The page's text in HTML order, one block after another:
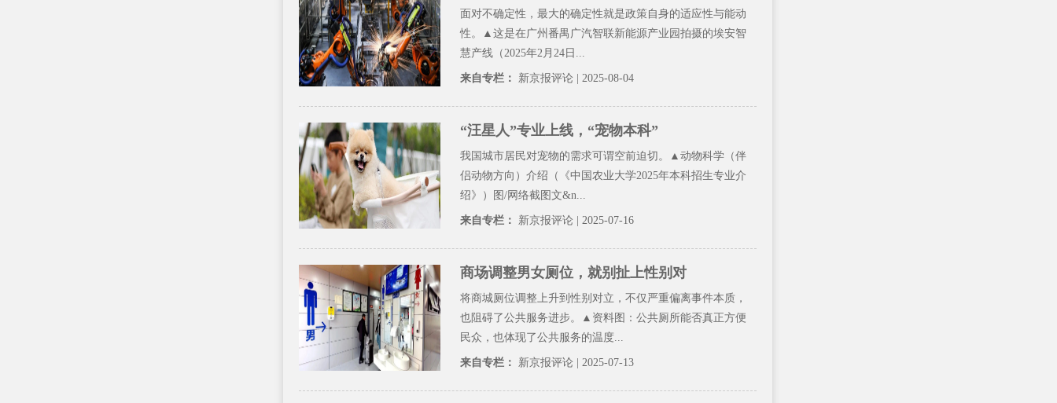
面对不确定性，最大的确定性就是政策自身的适应性与能动
性。▲这是在广州番禺广汽智联新能源产业园拍摄的埃安智
慧产线（2025年2月24日...
来自专栏： 新京报评论 | 2025-08-04
“汪星人”专业上线，“宠物本科”
我国城市居民对宠物的需求可谓空前迫切。▲动物科学（伴
侣动物方向）介绍（《中国农业大学2025年本科招生专业介
绍》）图/网络截图文&n...
来自专栏： 新京报评论 | 2025-07-16
商场调整男女厕位，就别扯上性别对
将商城厕位调整上升到性别对立，不仅严重偏离事件本质，
也阻碍了公共服务进步。▲资料图：公共厕所能否真正方便
民众，也体现了公共服务的温度...
来自专栏： 新京报评论 | 2025-07-13